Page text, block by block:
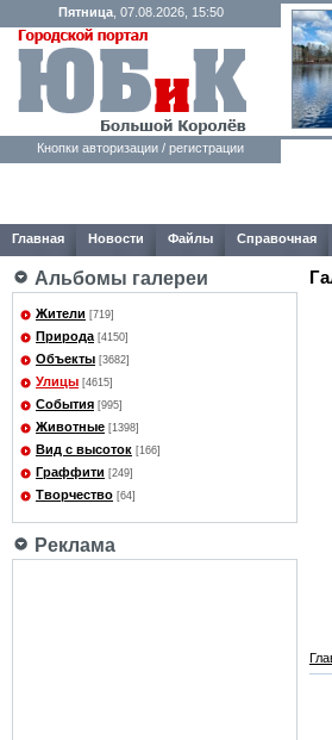
Пятница, 07.08.2026, 15:50
Кнопки авторизации / регистрации
Главная Новости Файлы Справочная
Альбомы галереи
Жители [719]
Природа [4150]
Объекты [3682]
Улицы [4615]
События [995]
Животные [1398]
Вид с высоток [166]
Граффити [249]
Творчество [64]
Реклама